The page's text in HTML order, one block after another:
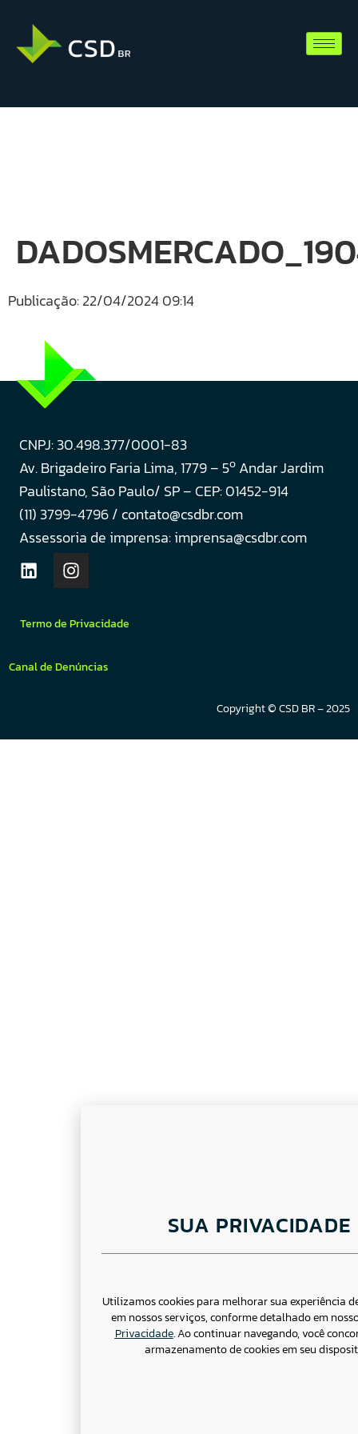
Publicação: 22/04/2024 09:14
CNPJ: 30.498.377/0001-83
Av. Brigadeiro Faria Lima, 1779 – 5o Andar Jardim
Paulistano, São Paulo/ SP – CEP: 01452-914
(11) 3799-4796 / contato@csdbr.com
Assessoria de imprensa: imprensa@csdbr.com
Termo de Privacidade
Canal de Denúncias
Copyright © CSD BR – 2025
SUA PRIVACIDADE
Utilizamos cookies para melhorar sua experiência
em nossos serviços, conforme detalhado em
Privacidade. Ao continuar navegando, você
armazenamento de cookies em seu